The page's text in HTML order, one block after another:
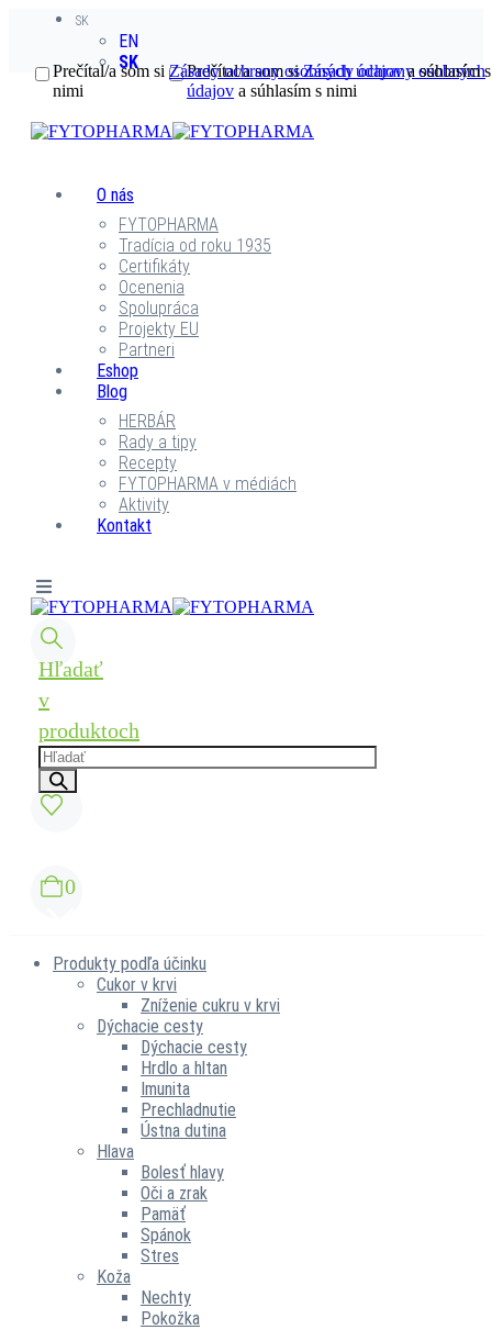
SK
EN
SK
O nás
FYTOPHARMA
Tradícia od roku 1935
Certifikáty
Ocenenia
Spolupráca
Projekty EU
Partneri
Eshop
Blog
HERBÁR
Rady a tipy
Recepty
FYTOPHARMA v médiách
Aktivity
Kontakt
Hľadať
v
produktoch
0
Produkty podľa účinku
Cukor v krvi
Zníženie cukru v krvi
Dýchacie cesty
Dýchacie cesty
Hrdlo a hltan
Imunita
Prechladnutie
Ústna dutina
Hlava
Bolesť hlavy
Oči a zrak
Pamäť
Spánok
Stres
Koža
Nechty
Pokožka
Prečítal/a som siZásady ochrany osobných
údajov a súhlasím s nimi
Prečítal/a som si Zásady ochrany osobných údajova súhlasím s
nimi